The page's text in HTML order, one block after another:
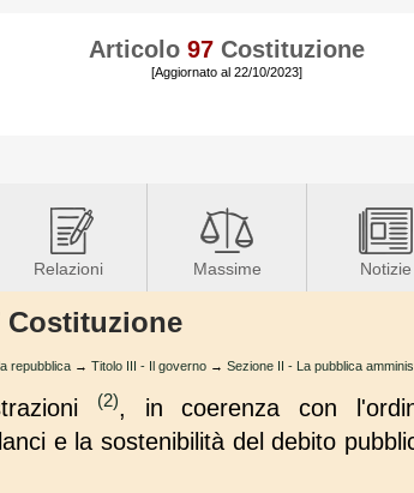
Articolo 97 Costituzione
[Aggiornato al 22/10/2023]
Relazioni Massime Notizie
repubblica → Titolo III - Il governo → Sezione II - La pubblica
(2), in coerenza con
e la sostenibilità del debito